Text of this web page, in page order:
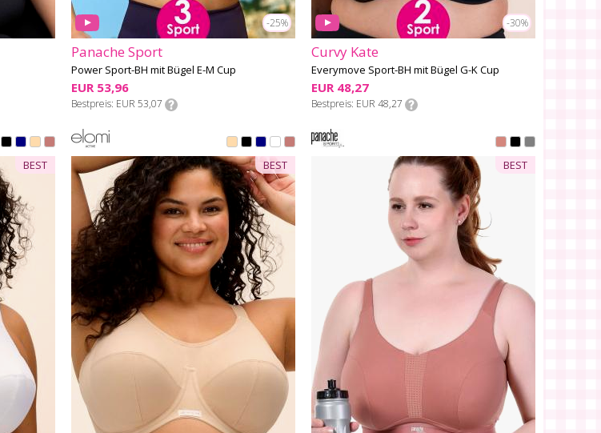
-25%
Panache Sport
Power Sport-BH mit Bügel E-M Cup
EUR 53,96
Bestpreis EUR 53,07
-30%
Curvy Kate
Everymove Sport-BH mit Bügel G-K Cup
EUR 48,27
Bestpreis EUR 48,27
BEST BEST BEST